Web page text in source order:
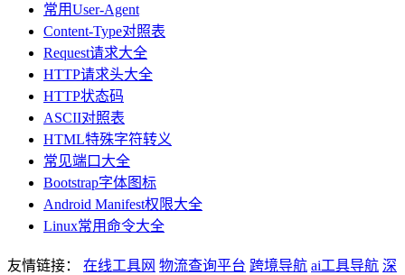
常用User-Agent
Content-Type对照表
Request请求大全
HTTP请求头大全
HTTP状态码
ASCII对照表
HTML特殊字符转义
常见端口大全
Bootstrap字体图标
Android Manifest权限大全
Linux常用命令大全
友情链接： 在线工具网 物流查询平台 跨境导航 ai工具导航 深